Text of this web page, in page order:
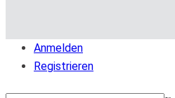
Anmelden
Registrieren